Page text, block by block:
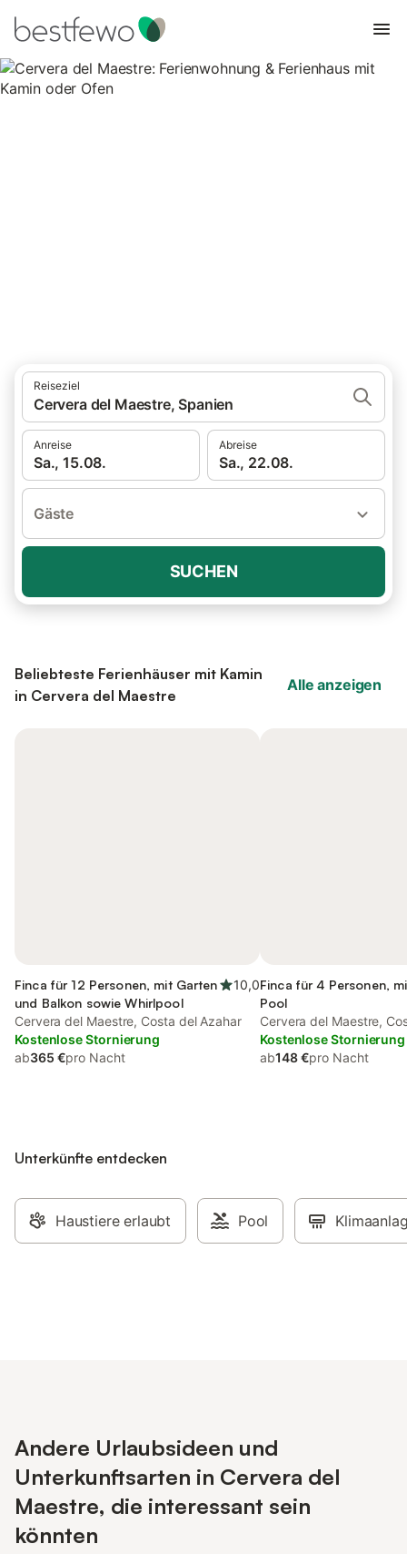
Reiseziel
Cervera del Maestre, Spanien
Anreise
Sa., 15.08.
Abreise
Sa., 22.08.
Gäste
SUCHEN
Beliebteste Ferienhäuser mit Kamin
in Cervera del Maestre
Alle anzeigen
Finca für 12 Personen, mit Garten
und Balkon sowie Whirlpool
10,0
Cervera del Maestre, Costa del Azahar
Kostenlose Stornierung
ab365 €pro Nacht
Finca für 4 Personen,
Pool
Cervera del Maestre,
Kostenlose Stornierung
ab148 €pro Nacht
Unterkünfte entdecken
Haustiere erlaubt Pool
Andere Urlaubsideen und
Unterkunftsarten in Cervera del
Maestre, die interessant sein
könnten